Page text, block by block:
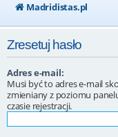
Madridistas.pl
Zresetuj hasło
Adres e-mail:
Musi być to adres e-mail
zmieniany z poziomu
czasie rejestracji.